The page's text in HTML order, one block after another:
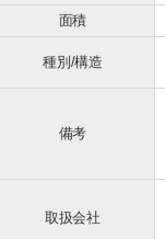
面積
種別/構造
備考
取扱会社